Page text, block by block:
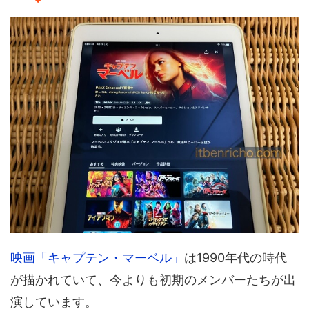
映画「キャプテン・マーベル」 は1990年代の時代
が描かれていて、今よりも初期のメンバーたちが出
演しています。